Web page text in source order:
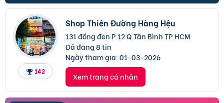
142
Shop Thiên Đường Hàng Hệu
131 đồng đen P.12 Q.Tân Bình TP.HCM
Đã đăng 8 tin
Ngày tham gia:01-03-2026
Xem trang cá nhân